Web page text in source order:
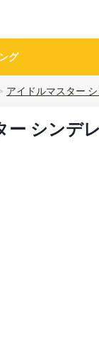
グ
アイドルマスター
シンデ